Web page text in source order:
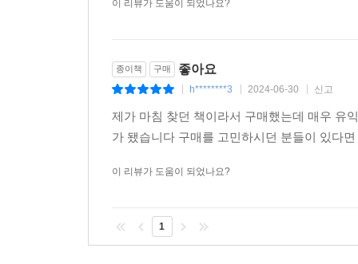
이 리뷰가 도움이 되었나요?
종이책 구매 좋아요
h********3 2024-06-30 신고
제가 마침 찾던 책이라서 구매했는데 매우 유
가 됐습니다 구매를 고민하시던 분들이 있다
이 리뷰가 도움이 되었나요?
1